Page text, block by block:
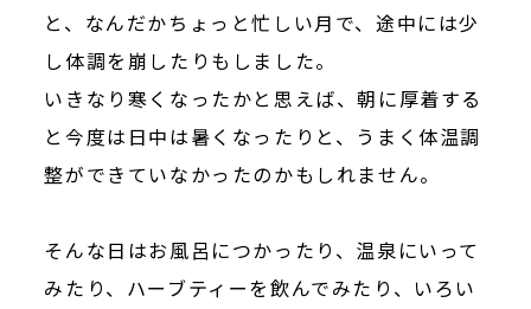
と、なんだかちょっと忙しい月で、途中には少
し体調を崩したりもしました。
いきなり寒くなったかと思えば、朝に厚着する
と今度は日中は暑くなったりと、うまく体温調
整ができていなかったのかもしれません。
そんな日はお風呂につかったり、温泉にいって
みたり、ハーブティーを飲んでみたり、いろい